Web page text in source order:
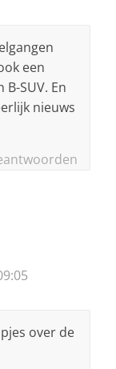
een
SUV. En
nieuws
over de